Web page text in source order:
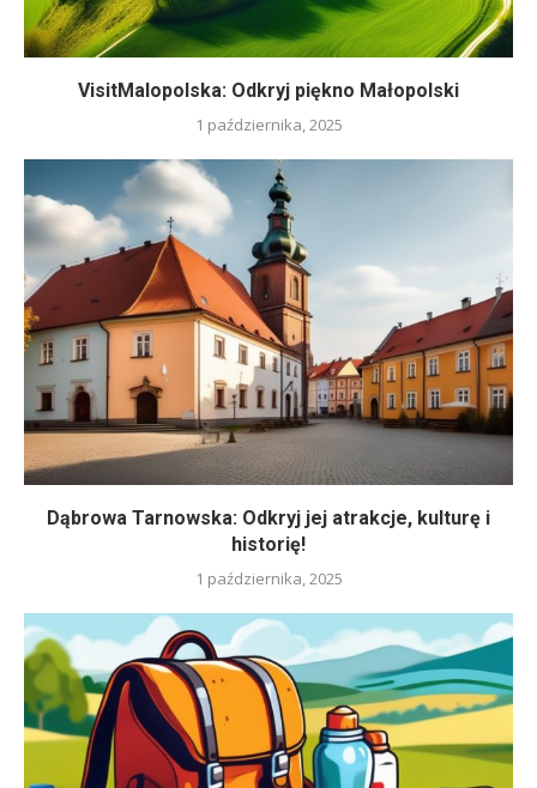
VisitMalopolska: Odkryj piękno Małopolski
1 października, 2025
Dąbrowa Tarnowska: Odkryj jej atrakcje, kulturę i
historię!
1 października, 2025